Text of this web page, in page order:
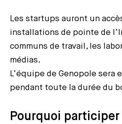
Les startups auront un
installations de pointe de
communs de travail, les
médias.
L’équipe de Genopole sera
pendant toute la durée du
Pourquoi participer